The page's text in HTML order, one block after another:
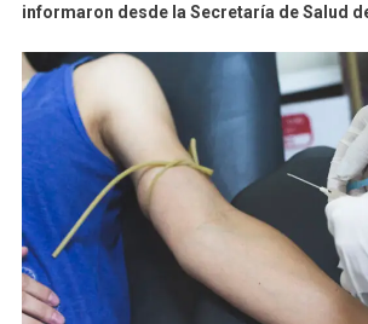
informaron desde la Secretaría de Salud